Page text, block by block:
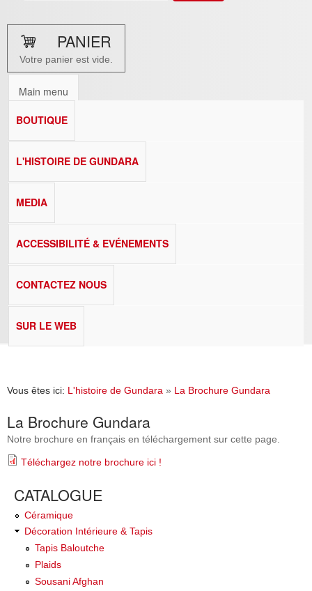
PANIER
Votre panier est vide.
Main menu
BOUTIQUE
L'HISTOIRE DE GUNDARA
MEDIA
ACCESSIBILITÉ & EVÉNEMENTS
CONTACTEZ NOUS
SUR LE WEB
Vous êtes ici: L'histoire de Gundara » La Brochure Gundara
La Brochure Gundara
Notre brochure en français en téléchargement sur cette page.
Téléchargez notre brochure ici !
CATALOGUE
Céramique
Décoration Intérieure & Tapis
Tapis Baloutche
Plaids
Sousani Afghan